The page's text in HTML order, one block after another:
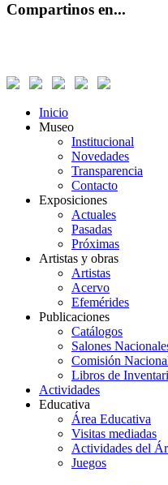
Compartinos en...
Inicio
Museo
Institucional
Novedades
Transparencia
Contacto
Exposiciones
Actuales
Pasadas
Próximas
Artistas y obras
Artistas
Acervo
Efemérides
Publicaciones
Catálogos
Salones
Comisión
Libros de
Actividades
Educativa
Área Educativa
Visitas mediadas
Actividades del
Juegos